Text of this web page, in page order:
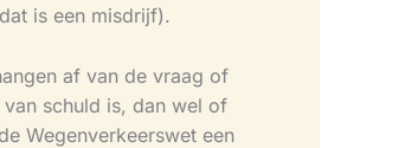
is een misdrijf).
af van de vraag of
schuld is, dan wel of
Wegenverkeerswet een